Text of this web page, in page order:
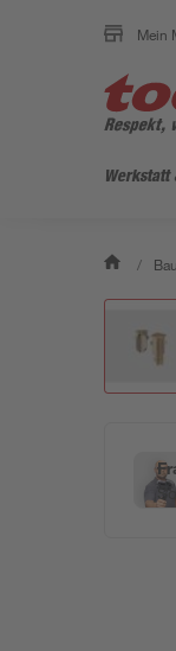
Mein
Werkstatt
/